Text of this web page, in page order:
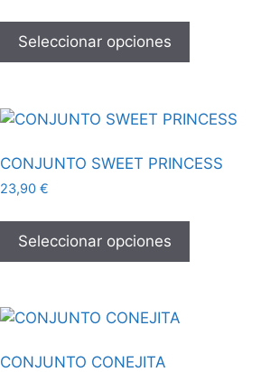
Seleccionar opciones
CONJUNTO SWEET PRINCESS
23,90 €
Seleccionar opciones
CONJUNTO CONEJITA